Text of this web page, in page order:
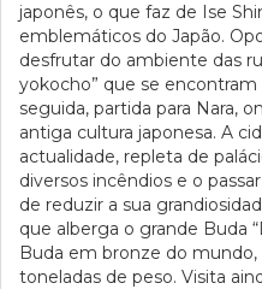
japonês, o que faz de Ise
emblemáticos do Japão.
desfrutar do ambiente das
yokocho” que se
seguida, partida para Nara,
antiga cultura japonesa. A
actualidade, repleta de
diversos incêndios e o
de reduzir a sua
que alberga o grande Buda
Buda em bronze do
toneladas de peso. Visita